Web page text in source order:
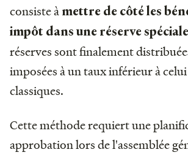
consiste à mettre de côté les
impôt dans une réserve spéciale
réserves sont finalement
imposées à un taux inférieur à
classiques.
Cette méthode requiert une
approbation lors de l'assemblée